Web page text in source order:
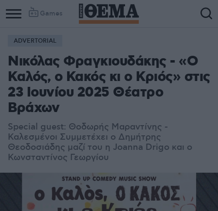
Games
ADVERTORIAL
Νικόλας Φραγκιουδάκης - «Ο
Καλός, ο Κακός κι ο Κριός» στις
23 Ιουνίου 2025 Θέατρο
Βράχων
Special guest: Θοδωρής Μαραντίνης -
Καλεσμένοι Συμμετέχει ο Δημήτρης
Θεοδοσιάδης μαζί του η Joanna Drigo και ο
Κωνσταντίνος Γεωργίου